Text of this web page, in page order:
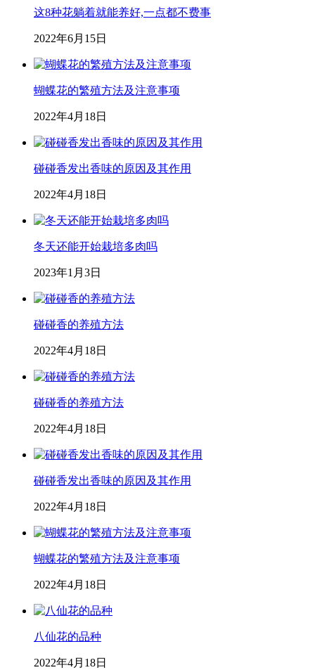
这8种花躺着就能养好,一点都不费事
2022年6月15日
蝴蝶花的繁殖方法及注意事项
2022年4月18日
碰碰香发出香味的原因及其作用
2022年4月18日
冬天还能开始栽培多肉吗
2023年1月3日
碰碰香的养殖方法
2022年4月18日
碰碰香的养殖方法
2022年4月18日
碰碰香发出香味的原因及其作用
2022年4月18日
蝴蝶花的繁殖方法及注意事项
2022年4月18日
八仙花的品种
2022年4月18日